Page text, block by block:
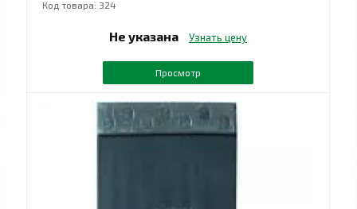
Код товара: 324
Не указана Узнать цену
Просмотр